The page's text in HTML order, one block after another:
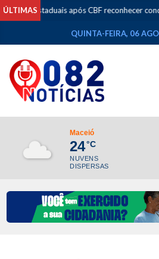
ÚLTIMAS
estaduais após CBF reconhecer
QUINTA-FEIRA, 06
Maceió
24°C
NUVENS
DISPERSAS